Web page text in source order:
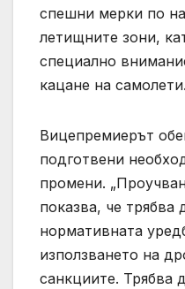
спешни мерки по
летищните зони,
специално
кацане на самолети.
Вицепремиерът
подготвени
промени.
показва, че трябва
нормативната
използването на
санкциите. Трябва